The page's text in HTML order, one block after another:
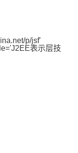
p/jsf'
表示层技